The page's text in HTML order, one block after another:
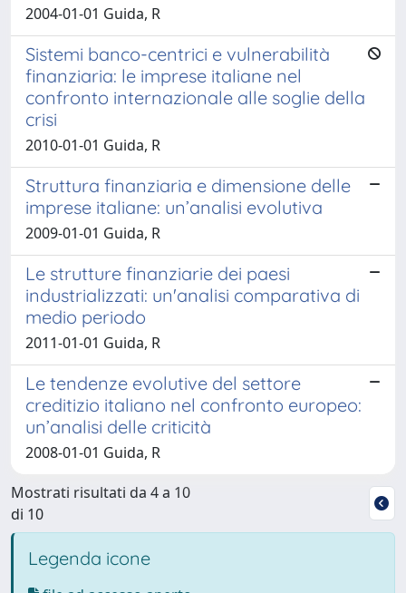
2004-01-01 Guida, R
Sistemi banco-centrici e vulnerabilità
finanziaria: le imprese italiane nel
confronto internazionale alle soglie della
crisi
2010-01-01 Guida, R
Struttura finanziaria e dimensione delle
imprese italiane: un’analisi evolutiva
2009-01-01 Guida, R
Le strutture finanziarie dei paesi
industrializzati: un'analisi comparativa di
medio periodo
2011-01-01 Guida, R
Le tendenze evolutive del settore
creditizio italiano nel confronto europeo:
un’analisi delle criticità
2008-01-01 Guida, R
Mostrati risultati da 4 a 10
di 10
Legenda icone